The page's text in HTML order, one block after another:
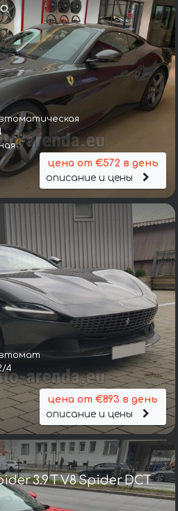
цена от €572 в день
описание и цены
4
цена от €893 в день
описание и цены
3.9 T V8 Spider DCT